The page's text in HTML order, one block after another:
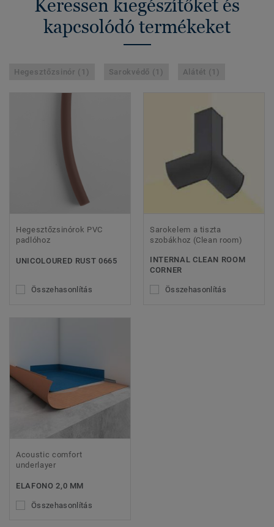
Keressen kiegészítőket és
kapcsolódó termékeket
Hegesztőzsinór (1) Sarokvédő (1) Alátét (1)
Hegesztőzsinórok PVC
padlóhoz
UNICOLOURED RUST 0665
Összehasonlítás
Sarokelem a tiszta
szobákhoz (Clean room)
INTERNAL CLEAN ROOM
CORNER
Összehasonlítás
Acoustic comfort
underlayer
ELAFONO 2,0 MM
Összehasonlítás